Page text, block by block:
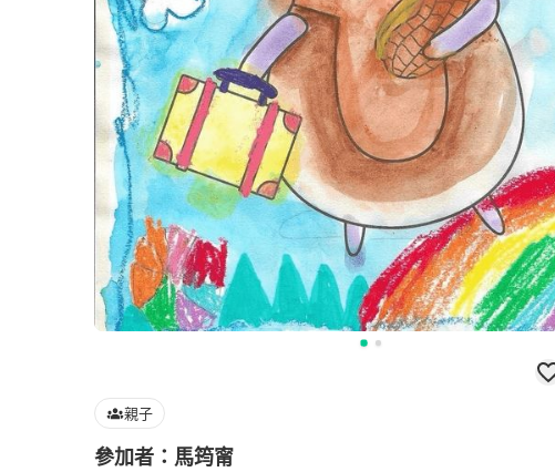
親子
參加者：馬筠甯